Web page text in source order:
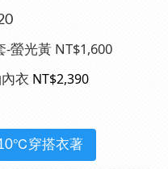
-螢光黃 NT$1,600
衣 NT$2,390
穿搭衣著